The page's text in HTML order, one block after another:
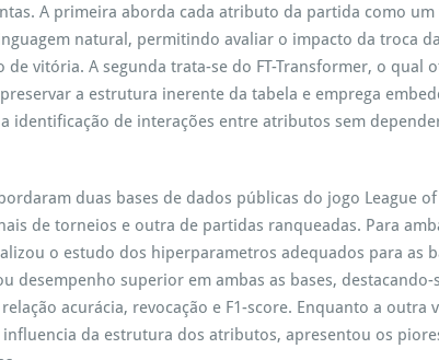
A primeira aborda cada atributo da partida como um
natural, permitindo avaliar o impacto da troca
vitória. A segunda trata-se do FT-Transformer, o qual
a estrutura inerente da tabela e emprega
identificação de interações entre atributos sem
duas bases de dados públicas do jogo League
de torneios e outra de partidas ranqueadas. Para
o estudo dos hiperparametros adequados para as
desempenho superior em ambas as bases,
acurácia, revocação e F1-score. Enquanto a outra
da estrutura dos atributos, apresentou os